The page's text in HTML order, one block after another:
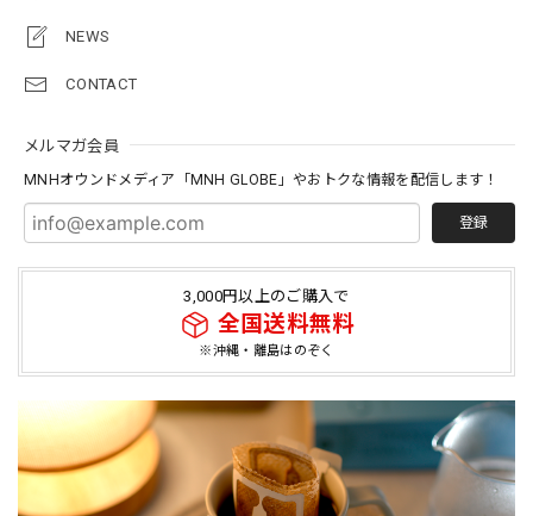
NEWS
CONTACT
メルマガ会員
MNHオウンドメディア「MNH GLOBE」やおトクな情報を配信します！
登録
3,000円以上のご購入で
全国送料無料
※沖縄・離島はのぞく